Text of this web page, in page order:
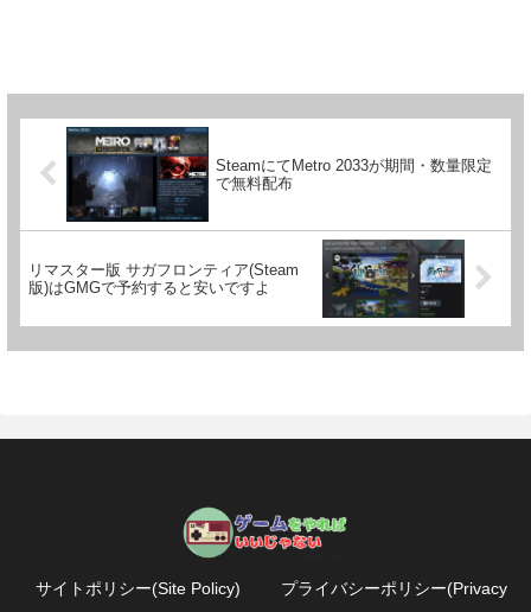
SteamにてMetro 2033が期間・数量限定
で無料配布
リマスター版 サガフロンティア(Steam
版)はGMGで予約すると安いですよ
サイトポリシー(Site Policy)
プライバシーポリシー(Privacy